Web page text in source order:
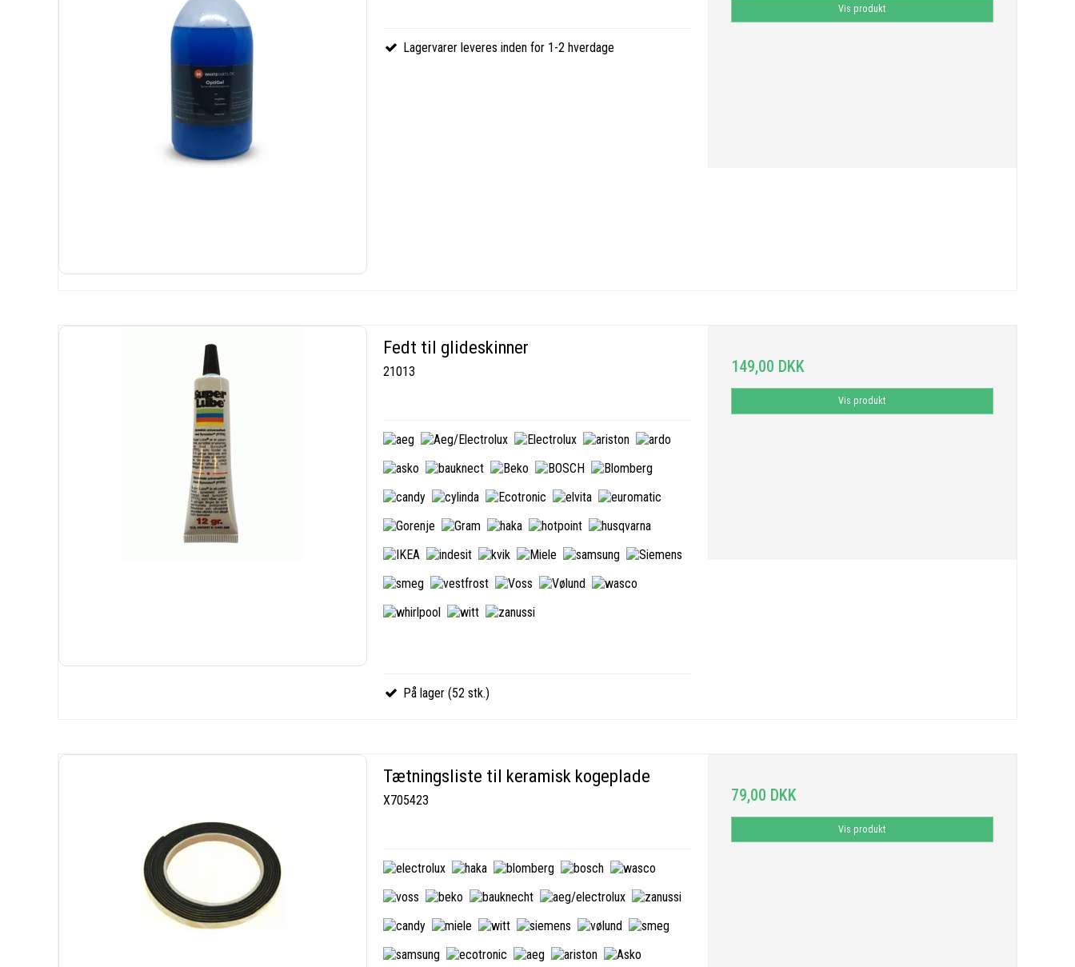
Lagervarer leveres inden for 1-2 hverdage
Vis produkt
Fedt til glideskinner
21013
På lager (52 stk.)
149,00 DKK
Vis produkt
Tætningsliste til keramisk kogeplade
X705423 79,00 DKK
Vis produkt